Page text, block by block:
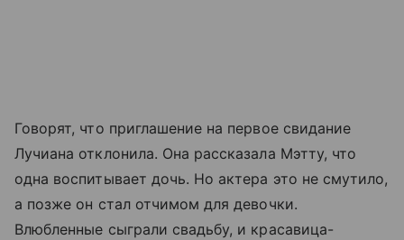
Говорят, что приглашение на первое свидание
Лучиана отклонила. Она рассказала Мэтту, что
одна воспитывает дочь. Но актера это не смутило,
а позже он стал отчимом для девочки.
Влюбленные сыграли свадьбу, и красавица-